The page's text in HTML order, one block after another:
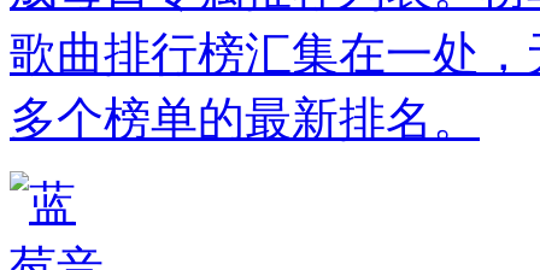
歌曲排行榜汇集在一处
多个榜单的最新排名。